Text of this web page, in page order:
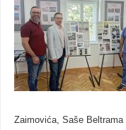
Zaimovića, Saše